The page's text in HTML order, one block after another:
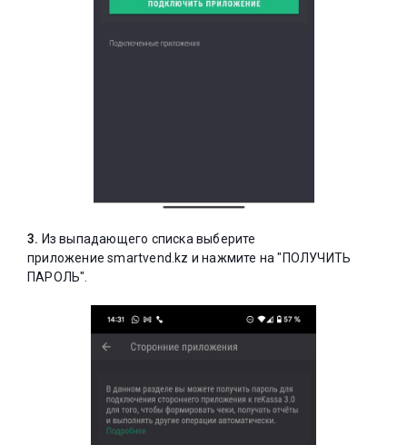
3. Из выпадающего списка выберите
приложениеsmartvend.kz и нажмите на "ПОЛУЧИТЬ
ПАРОЛЬ".